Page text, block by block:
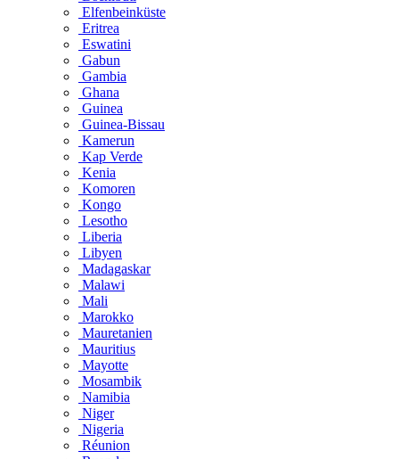
Elfenbeinküste
Eritrea
Eswatini
Gabun
Gambia
Ghana
Guinea
Guinea-Bissau
Kamerun
Kap Verde
Kenia
Komoren
Kongo
Lesotho
Liberia
Libyen
Madagaskar
Malawi
Mali
Marokko
Mauretanien
Mauritius
Mayotte
Mosambik
Namibia
Niger
Nigeria
Réunion